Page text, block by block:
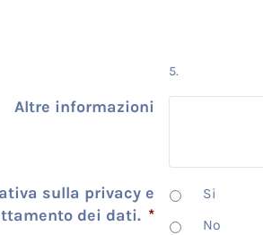
5.
Altre informazioni
sulla privacy e
dei dati. *
Si
No